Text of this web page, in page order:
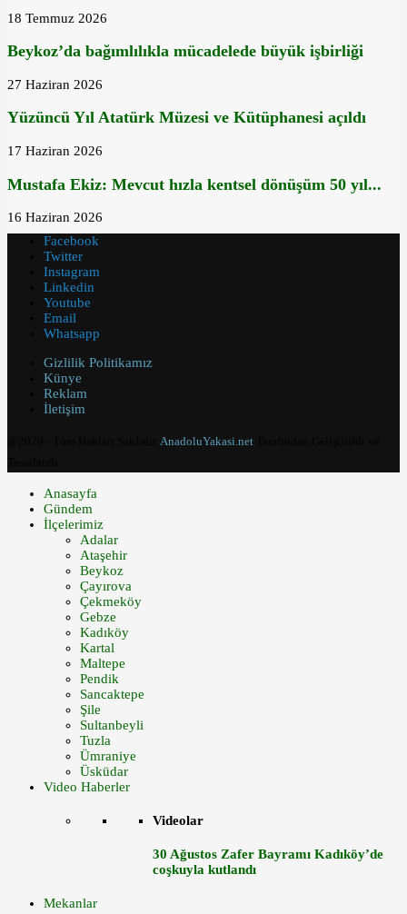
18 Temmuz 2026
Beykoz’da bağımlılıkla mücadelede büyük işbirliği
27 Haziran 2026
Yüzüncü Yıl Atatürk Müzesi ve Kütüphanesi açıldı
17 Haziran 2026
Mustafa Ekiz: Mevcut hızla kentsel dönüşüm 50 yıl...
16 Haziran 2026
Facebook
Twitter
Instagram
Linkedin
Youtube
Email
Whatsapp
Gizlilik Politikamız
Künye
Reklam
İletişim
AnadoluYakasi.net
Anasayfa
Gündem
İlçelerimiz
Adalar
Ataşehir
Beykoz
Çayırova
Çekmeköy
Gebze
Kadıköy
Kartal
Maltepe
Pendik
Sancaktepe
Şile
Sultanbeyli
Tuzla
Ümraniye
Üsküdar
Video Haberler
Videolar
30 Ağustos Zafer Bayramı Kadıköy’de
coşkuyla kutlandı
Mekanlar